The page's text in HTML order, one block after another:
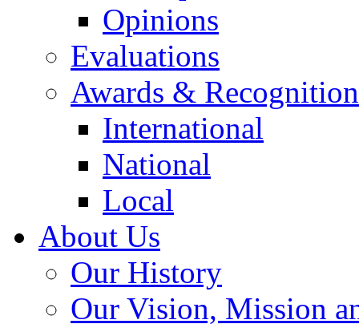
Opinions
Evaluations
Awards &
International
National
Local
About Us
Our History
Our Vision, Mission